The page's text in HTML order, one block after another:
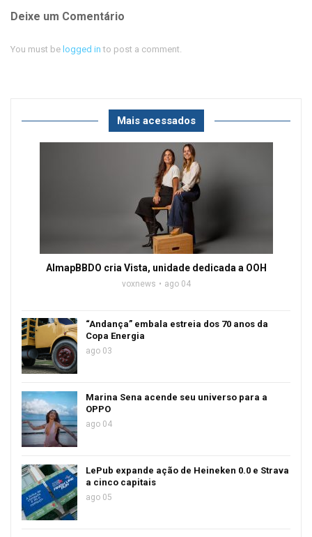
Deixe um Comentário
You must be logged in to post a comment.
Mais acessados
AlmapBBDO cria Vista, unidade dedicada a OOH
voxnews ago 04
“Andança” embala estreia dos 70 anos da
Copa Energia
ago 03
Marina Sena acende seu universo para a
OPPO
ago 04
LePub expande ação de Heineken 0.0 e Strava
a cinco capitais
ago 05